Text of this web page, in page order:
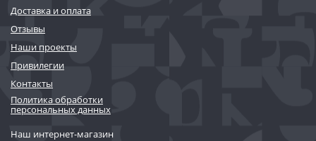
Доставка и оплата
Отзывы
Наши проекты
Привилегии
Контакты
Политика обработки
персональных данных
Наш интернет-магазин